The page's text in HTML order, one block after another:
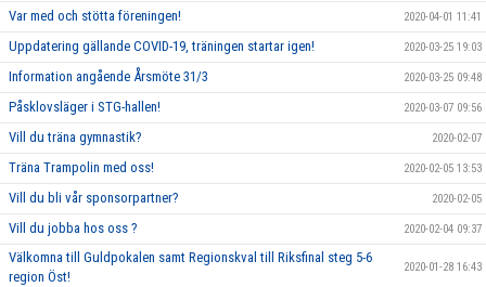
Var med och stötta föreningen! 2020-04-01 11:41
Uppdatering gällande COVID-19, träningen startar igen! 2020-03-25 19:03
Information angående Årsmöte 31/3 2020-03-25 09:48
Påsklovsläger i STG-hallen! 2020-03-07 09:56
Vill du träna gymnastik? 2020-02-07
Träna Trampolin med oss! 2020-02-05 13:53
Vill du bli vår sponsorpartner? 2020-02-05
Vill du jobba hos oss ? 2020-02-04 09:37
Välkomna till Guldpokalen samt Regionskval till Riksfinal steg 5-6
region Öst!
2020-01-28 16:43